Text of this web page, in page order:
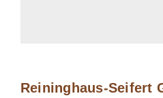
Reininghaus-Seifert